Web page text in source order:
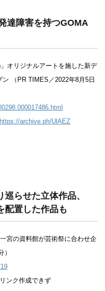
達障害を持つGOMA
オリジナルアートを施した新デ
（PR TIMES／2022年8月5日
https://archive.ph/UlAEZ
巡らせた立体作品、
配置した作品も
宮の資料館が芸術祭に合わせ企
ンク作成できず